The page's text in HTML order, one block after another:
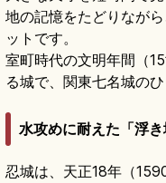
地の記憶をたどりなが
ットです。
室町時代の文明年間（
る城で、関東七名城の
水攻めに耐えた「浮
忍城は、天正18年（